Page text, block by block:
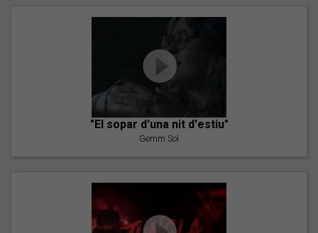
"El sopar d'una nit d'estiu"
Gemm Sol